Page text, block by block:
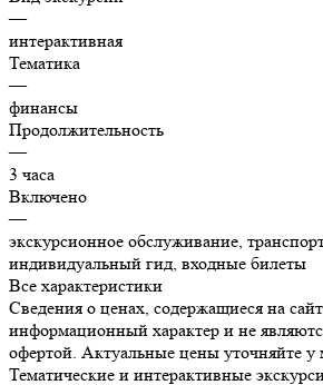
—
интерактивная
Тематика
—
финансы
Продолжительность
—
3 часа
Включено
—
экскурсионное обслуживание,
индивидуальный гид, входные билеты
Все характеристики
Сведения о ценах, содержащиеся на
информационный характер и не
офертой. Актуальные цены уточняйте у
Тематические и интерактивные